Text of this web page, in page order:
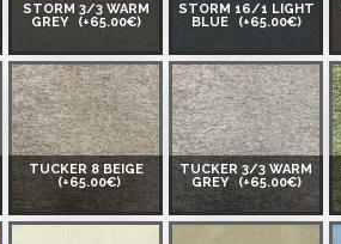
STORM 3/3 WARM
GREY
(+65.00€)
STORM 16/1 LIGHT
BLUE
(+65.00€)
TUCKER 8 BEIGE
(+65.00€)
TUCKER 3/3 WARM
GREY (+65.00€)